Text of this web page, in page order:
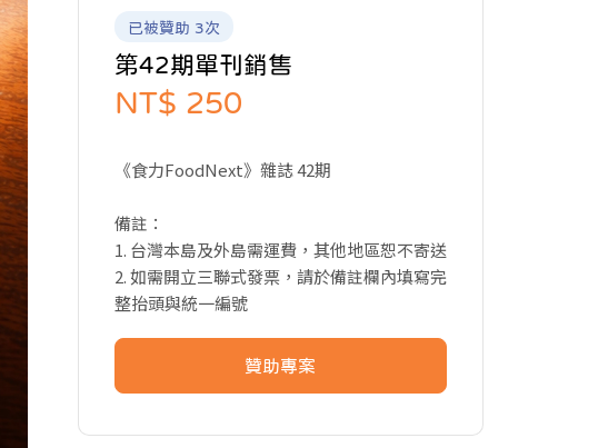
已被贊助 3次
第42期單刊銷售
NT$ 250
《食力FoodNext》雜誌 42期
備註：
1. 台灣本島及外島需運費，其他地區恕不寄送
2. 如需開立三聯式發票，請於備註欄內填寫完
整抬頭與統一編號
贊助專案